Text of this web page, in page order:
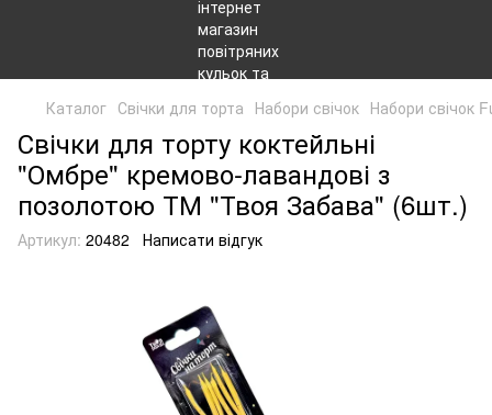
Каталог Свічки для торта Набори свічок Набори свічок
Свічки для торту коктейльні
"Омбре" кремово-лавандові з
позолотою ТМ "Твоя Забава" (6шт.)
Артикул: 20482 Написати відгук